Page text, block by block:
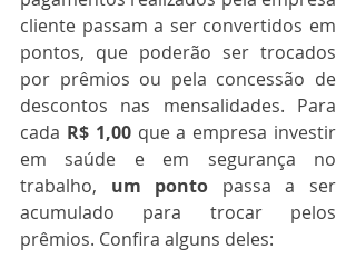
cliente passam a ser convertidos em
pontos, que poderão ser trocados
por prêmios ou pela concessão de
descontos nas mensalidades. Para
cada R$ 1,00 que a empresa investir
em saúde e em segurança no
trabalho, um ponto passa a ser
acumulado para trocar pelos
prêmios. Confira alguns deles: